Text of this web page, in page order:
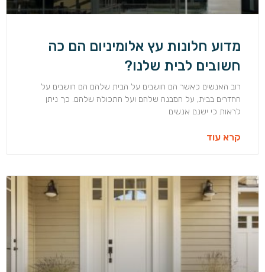
מדוע חלונות עץ אלומיניום הם כה
חשובים לבית שלנו?
רוב האנשים כאשר הם חושבים על הבית שלהם הם חושבים על
החדרים בבית, על המבנה שלהם ועל התכולה שלהם. כך ניתן
לראות כי ישנם אנשים
קרא עוד